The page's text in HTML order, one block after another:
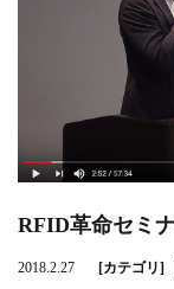
RFID革命セミ
2018.2.27 [カテゴリ]